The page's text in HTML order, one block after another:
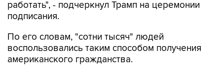
работать", - подчеркнул Трамп на церемонии
подписания.
По его словам, "сотни тысяч" людей
воспользовались таким способом получения
американского гражданства.